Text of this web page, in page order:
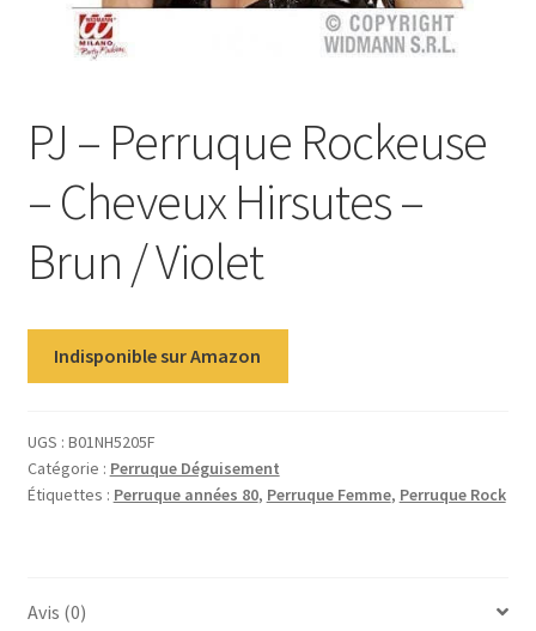
PJ – Perruque Rockeuse
– Cheveux Hirsutes –
Brun / Violet
Indisponible sur Amazon
UGS : B01NH5205F
Catégorie : Perruque Déguisement
Étiquettes : Perruque années 80, Perruque Femme, Perruque Rock
Avis (0)